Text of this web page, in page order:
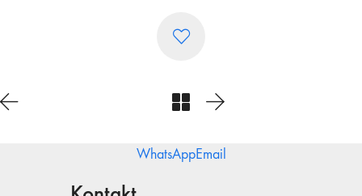
WhatsAppEmail